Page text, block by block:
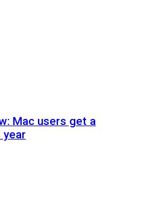
Mac users get a